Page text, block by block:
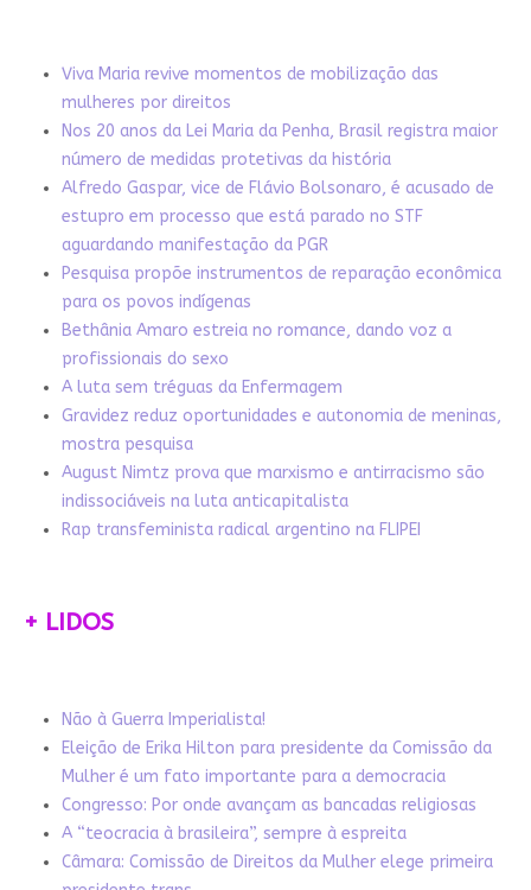
Viva Maria revive momentos de mobilização das
mulheres por direitos
Nos 20 anos da Lei Maria da Penha, Brasil registra maior
número de medidas protetivas da história
Alfredo Gaspar, vice de Flávio Bolsonaro, é acusado de
estupro em processo que está parado no STF
aguardando manifestação da PGR
Pesquisa propõe instrumentos de reparação econômica
para os povos indígenas
Bethânia Amaro estreia no romance, dando voz a
profissionais do sexo
A luta sem tréguas da Enfermagem
Gravidez reduz oportunidades e autonomia de meninas,
mostra pesquisa
August Nimtz prova que marxismo e antirracismo são
indissociáveis na luta anticapitalista
Rap transfeminista radical argentino na FLIPEI
+ LIDOS
Não à Guerra Imperialista!
Eleição de Erika Hilton para presidente da Comissão da
Mulher é um fato importante para a democracia
Congresso: Por onde avançam as bancadas religiosas
A “teocracia à brasileira”, sempre à espreita
Câmara: Comissão de Direitos da Mulher elege primeira